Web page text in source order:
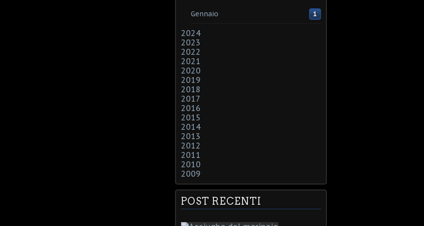
Gennaio 1
2024
2023
2022
2021
2020
2019
2018
2017
2016
2015
2014
2013
2012
2011
2010
2009
POST RECENTI